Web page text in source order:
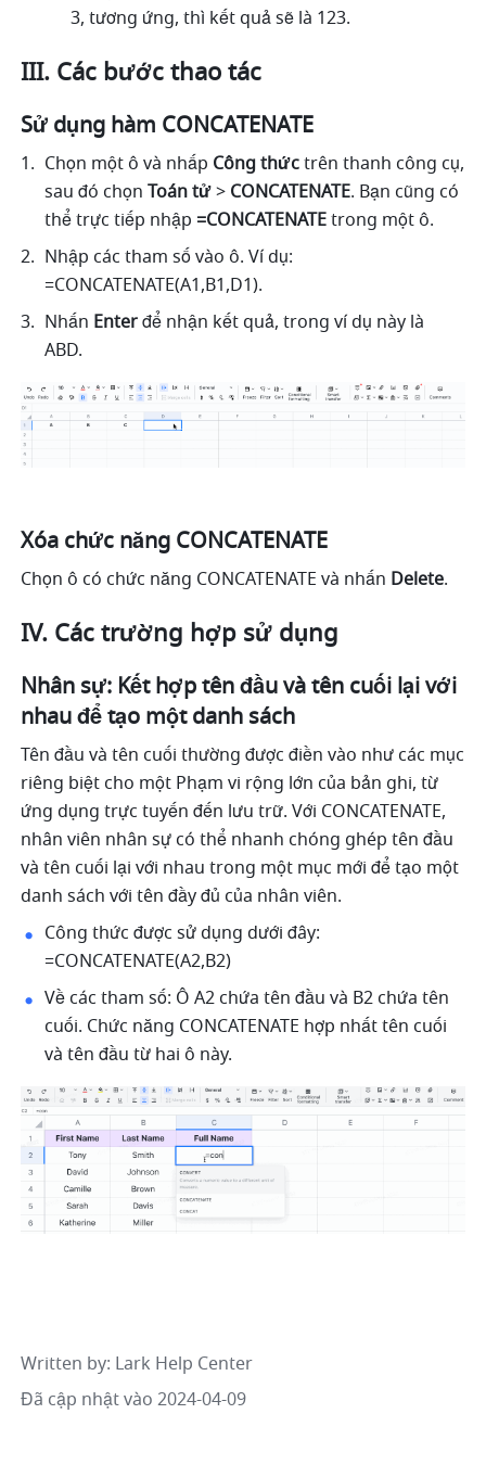
3, tương ứng, thì kết quả sẽ là 123.
III. Các bước thao tác
Sử dụng hàm CONCATENATE
Chọn một ô và nhấp Công thức trên thanh công cụ,
sau đó chọn Toán tử > CONCATENATE. Bạn cũng có
thể trực tiếp nhập =CONCATENATE trong một ô.
Nhập các tham số vào ô. Ví dụ:
=CONCATENATE(A1,B1,D1).
Nhấn Enter để nhận kết quả, trong ví dụ này là
ABD.
Xóa chức năng CONCATENATE
Chọn ô có chức năng CONCATENATE và nhấn Delete.
IV. Các trường hợp sử dụng
Nhân sự: Kết hợp tên đầu và tên cuối lại với
nhau để tạo một danh sách
Tên đầu và tên cuối thường được điền vào như các mục
riêng biệt cho một Phạm vi rộng lớn của bản ghi, từ
ứng dụng trực tuyến đến lưu trữ. Với CONCATENATE,
nhân viên nhân sự có thể nhanh chóng ghép tên đầu
và tên cuối lại với nhau trong một mục mới để tạo một
danh sách với tên đầy đủ của nhân viên.
Công thức được sử dụng dưới đây:
=CONCATENATE(A2,B2)
Về các tham số: Ô A2 chứa tên đầu và B2 chứa tên
cuối. Chức năng CONCATENATE hợp nhất tên cuối
và tên đầu từ hai ô này.
Written by: Lark Help Center
Đã cập nhật vào 2024-04-09